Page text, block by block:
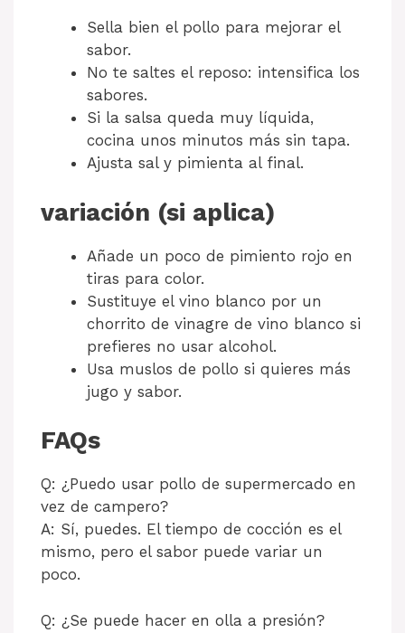
Sella bien el pollo para mejorar el
sabor.
No te saltes el reposo: intensifica los
sabores.
Si la salsa queda muy líquida,
cocina unos minutos más sin tapa.
Ajusta sal y pimienta al final.
variación (si aplica)
Añade un poco de pimiento rojo en
tiras para color.
Sustituye el vino blanco por un
chorrito de vinagre de vino blanco si
prefieres no usar alcohol.
Usa muslos de pollo si quieres más
jugo y sabor.
FAQs
Q: ¿Puedo usar pollo de supermercado en
vez de campero?
A: Sí, puedes. El tiempo de cocción es el
mismo, pero el sabor puede variar un
poco.
Q: ¿Se puede hacer en olla a presión?